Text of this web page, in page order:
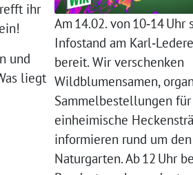
ihr
und
liegt
Am 14.02. von 10‑14 Uhr
Infostand am
bereit. Wir verschenken
Wildblumensamen,
Sammelbestellungen für
einheimische
informieren rund um den
Naturgarten. Ab 12 Uhr